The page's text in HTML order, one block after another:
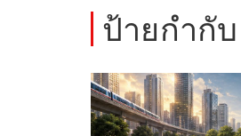
ป้ายกำกับ